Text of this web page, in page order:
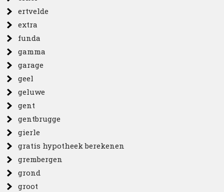
ertvelde
extra
funda
gamma
garage
geel
geluwe
gent
gentbrugge
gierle
gratis hypotheek berekenen
grembergen
grond
groot